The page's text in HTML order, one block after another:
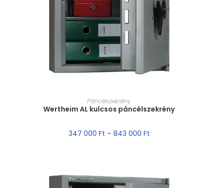
MÉRET VÁLASZTÁSA
Páncélszekrény
Wertheim AL kulcsos páncélszekrény
347 000 Ft – 843 000 Ft